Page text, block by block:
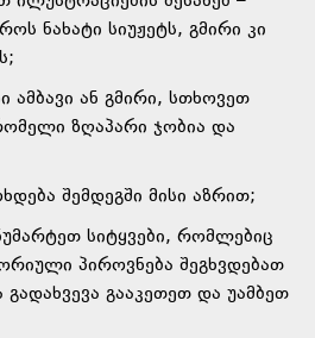
ნახატი სიუჟეტს, გმირი კი
ამბავი ან გმირი, სთხოვეთ
ზღაპარი ჯობია და
შემდეგში მისი აზრით;
სიტყვები, რომლებიც
პიროვნება შეგხვდებათ
გააკეთეთ და უამბეთ